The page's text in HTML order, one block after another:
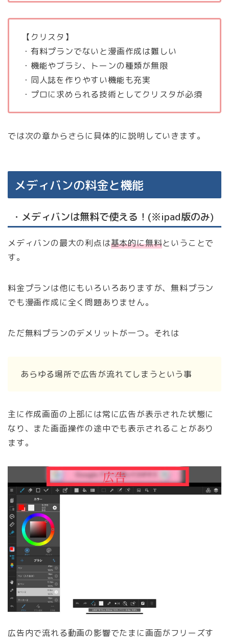
【クリスタ】
・有料プランでないと漫画作成は難しい
・機能やブラシ、トーンの種類が無限
・同人誌を作りやすい機能も充実
・プロに求められる技術としてクリスタが必須
では次の章からさらに具体的に説明していきます。
メディバンの料金と機能
・メディバンは無料で使える！(※ipad版のみ)
メディバンの最大の利点は基本的に無料ということで
す。
料金プランは他にもいろいろありますが、無料プラン
でも漫画作成に全く問題ありません。
ただ無料プランのデメリットが一つ。それは
あらゆる場所で広告が流れてしまうという事
主に作成画面の上部には常に広告が表示された状態に
なり、また画面操作の途中でも表示されることがあり
ます。
広告内で流れる動画の影響でたまに画面がフリーズす